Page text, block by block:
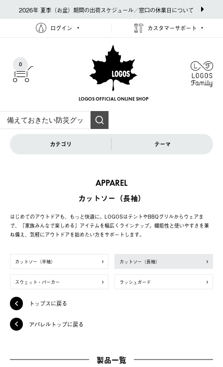
2026年 夏季（お盆）期間の出荷スケジュール／窓口の休業日について
ログイン カスタマーサポート
0
LOGOS OFFICIAL ONLINE SHOP
カテゴリ テーマ
APPAREL
カットソー（長袖）
はじめてのアウトドアも、もっと快適に。LOGOSはテントやBBQグリルからウェアま
で、「家族みんなで楽しめる」アイテムを幅広くラインナップ。機能性と使いやすさを兼
ね備え、気軽にアウトドアを始めたい方をサポートします。
カットソー（半袖） カットソー（長袖）
スウェット・パーカー ラッシュガード
トップスに戻る
アパレルトップに戻る
製品一覧